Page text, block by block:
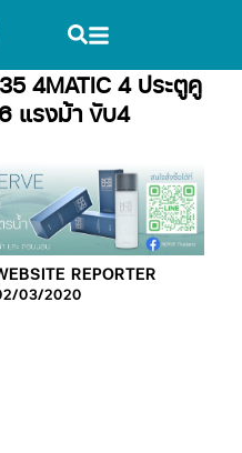
4MATIC 4 ประตูคู
แรงม้า ขับ4
REPORTER
03/2020